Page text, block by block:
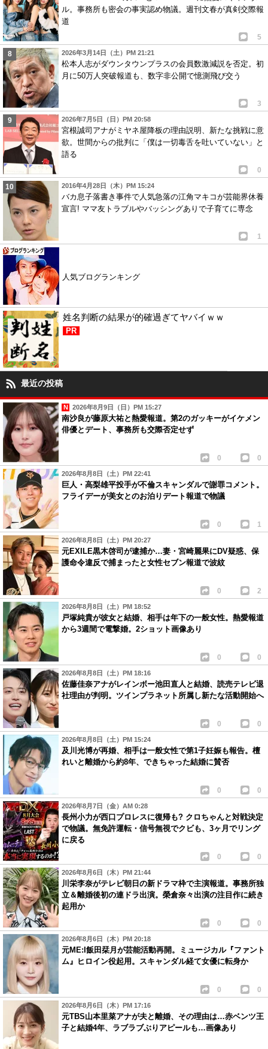
ル。事務所も密会の事実認め物議。週刊文春が真剣交際報
道
5
2026年3月14日（土）PM 21:21
松本人志がダウンタウンプラスの会員数激減説を否定。初
月に50万人突破報道も、数字非公開で憶測飛び交う
3
2026年7月5日（日）PM 20:58
宮根誠司アナがミヤネ屋降板の理由説明、新たな挑戦に意
欲。世間からの批判に「僕は一切毒舌を吐いていない」と
語る
0
2016年4月28日（木）PM 15:24
バカ息子落書き事件で人気急落の江角マキコが芸能界休養
宣言! ママ友トラブルやバッシングありで子育てに専念
1
人気ブログランキング
姓名判断の結果が的確過ぎてヤバイｗｗ
PR
最近の投稿
2026年8月9日（日）PM 15:27
南沙良が藤原大祐と熱愛報道。第2のガッキーがイケメン
俳優とデート、事務所も交際否定せず
0 0
2026年8月8日（土）PM 22:41
巨人・高梨雄平投手が不倫スキャンダルで謝罪コメント。
フライデーが美女とのお泊りデート報道で物議
0 1
2026年8月8日（土）PM 20:27
元EXILE黒木啓司が逮捕か…妻・宮崎麗果にDV疑惑、保
護命令違反で捕まったと女性セブン報道で波紋
0 2
2026年8月8日（土）PM 18:52
戸塚純貴が彼女と結婚、相手は年下の一般女性。熱愛報道
から3週間で電撃婚。2ショット画像あり
0 0
2026年8月8日（土）PM 18:16
佐藤佳奈アナがレインボー池田直人と結婚、読売テレビ退
社理由が判明。ツインプラネット所属し新たな活動開始へ
0 0
2026年8月8日（土）PM 15:24
及川光博が再婚、相手は一般女性で第1子妊娠も報告。檀
れいと離婚から約8年、できちゃった結婚に賛否
0 0
2026年8月7日（金）AM 0:28
長州小力が西口プロレスに復帰も? クロちゃんと対戦決定
で物議。無免許運転・信号無視でクビも、3ヶ月でリング
に戻る
0 0
2026年8月6日（木）PM 21:44
川栄李奈がテレビ朝日の新ドラマ枠で主演報道。事務所独
立＆離婚後初の連ドラ出演。榮倉奈々出演の注目作に続き
起用か
0 0
2026年8月6日（木）PM 20:18
元ME:I飯田栞月が芸能活動再開。ミュージカル『ファント
ム』ヒロイン役起用。スキャンダル経て女優に転身か
0 0
2026年8月6日（木）PM 17:16
元TBS山本里菜アナが夫と離婚、その理由は…赤ベンツ王
子と結婚4年、ラブラブぶりアピールも…画像あり